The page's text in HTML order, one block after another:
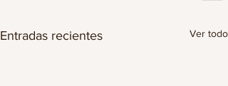
Entradas recientes Ver todo